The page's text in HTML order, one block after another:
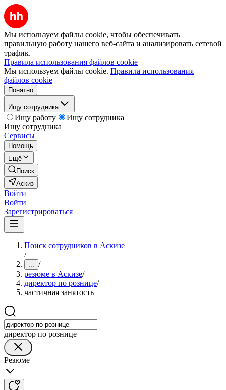
Мы используем файлы cookie, чтобы обеспечивать
правильную работу нашего веб-сайта и анализировать сетевой
трафик.
Правила использования файлов cookie
Мы используем файлы cookie. Правила использования
файлов cookie
Понятно
Ищу сотрудника
Ищу работу
Ищу сотрудника
Ищу сотрудника
Сервисы
Помощь
Ещё
Поиск
Аскиз
Войти
Войти
Зарегистрироваться
Поиск сотрудников в Аскизе
/
... /
резюме в Аскизе/
директор по рознице/
частичная занятость
директор по рознице
Резюме